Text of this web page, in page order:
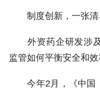
制度创新，一张清
外资药企研发涉及
监管如何平衡安全和
今年2月，《中国